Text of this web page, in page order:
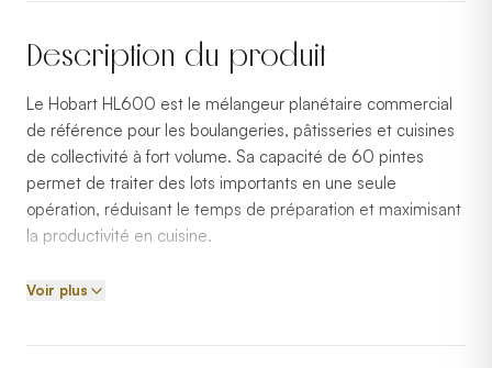
Description du produit
Le Hobart HL600 est le mélangeur planétaire commercial
de référence pour les boulangeries, pâtisseries et cuisines
de collectivité à fort volume. Sa capacité de 60 pintes
permet de traiter des lots importants en une seule
opération, réduisant le temps de préparation et maximisant
la productivité en cuisine.
Compatible avec l'ensemble des accessoires Hobart
standard — fouet, crochet pétrisseur, palette — ce
Voir plus